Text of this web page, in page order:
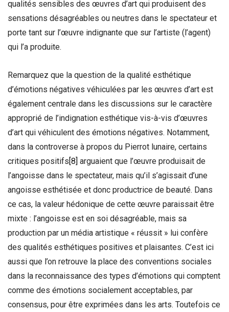
qualités sensibles des œuvres d’art qui produisent des
sensations désagréables ou neutres dans le spectateur et
porte tant sur l’œuvre indignante que sur l’artiste (l’agent)
qui l’a produite.
Remarquez que la question de la qualité esthétique
d’émotions négatives véhiculées par les œuvres d’art est
également centrale dans les discussions sur le caractère
approprié de l’indignation esthétique vis-à-vis d’œuvres
d’art qui véhiculent des émotions négatives. Notamment,
dans la controverse à propos du Pierrot lunaire, certains
critiques positifs[8] arguaient que l’œuvre produisait de
l’angoisse dans le spectateur, mais qu’il s’agissait d’une
angoisse esthétisée et donc productrice de beauté. Dans
ce cas, la valeur hédonique de cette œuvre paraissait être
mixte : l’angoisse est en soi désagréable, mais sa
production par un média artistique « réussit » lui confère
des qualités esthétiques positives et plaisantes. C’est ici
aussi que l’on retrouve la place des conventions sociales
dans la reconnaissance des types d’émotions qui comptent
comme des émotions socialement acceptables, par
consensus, pour être exprimées dans les arts. Toutefois ce